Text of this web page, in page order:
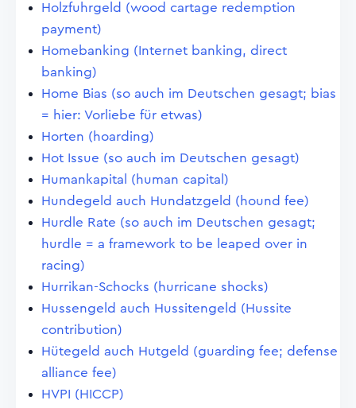
Holzfuhrgeld (wood cartage redemption
payment)
Homebanking (Internet banking, direct
banking)
Home Bias (so auch im Deutschen gesagt; bias
= hier: Vorliebe für etwas)
Horten (hoarding)
Hot Issue (so auch im Deutschen gesagt)
Humankapital (human capital)
Hundegeld auch Hundatzgeld (hound fee)
Hurdle Rate (so auch im Deutschen gesagt;
hurdle = a framework to be leaped over in
racing)
Hurrikan-Schocks (hurricane shocks)
Hussengeld auch Hussitengeld (Hussite
contribution)
Hütegeld auch Hutgeld (guarding fee; defense
alliance fee)
HVPI (HICCP)